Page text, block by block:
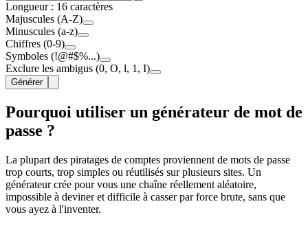
Longueur : 16 caractères
Majuscules (A-Z)
Minuscules (a-z)
Chiffres (0-9)
Symboles (!@#$%...)
Exclure les ambigus (0, O, l, 1, I)
Générer
Pourquoi utiliser un générateur de mot de
passe ?
La plupart des piratages de comptes proviennent de mots de passe
trop courts, trop simples ou réutilisés sur plusieurs sites. Un
générateur crée pour vous une chaîne réellement aléatoire,
impossible à deviner et difficile à casser par force brute, sans que
vous ayez à l'inventer.